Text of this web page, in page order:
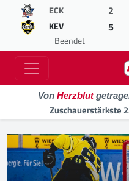
ECK 2
KEV 5
Beendet
Von Herzblut
Zuschauerstärkste